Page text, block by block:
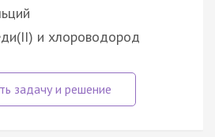
и хлороводород